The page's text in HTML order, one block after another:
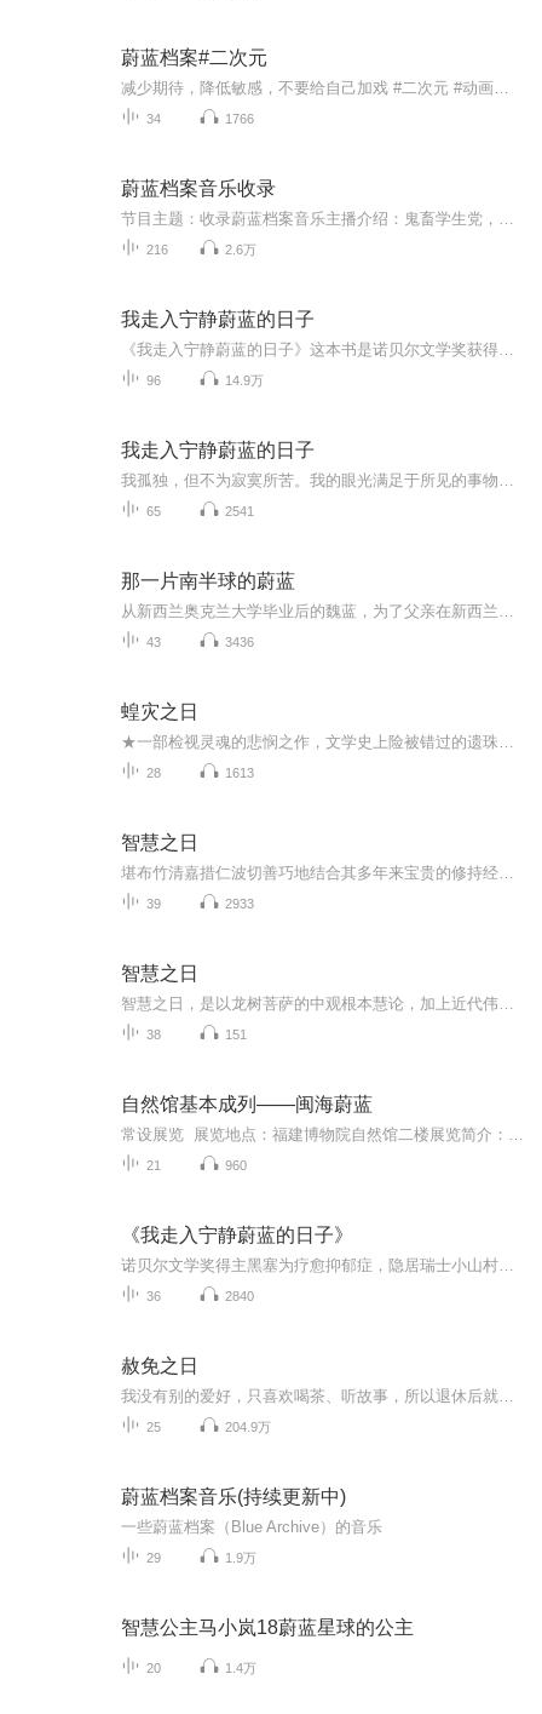
蔚蓝档案#二次元
34 1766
蔚蓝档案音乐收录
216 2.6万
我走入宁静蔚蓝的日子
96 14.9万
我走入宁静蔚蓝的日子
65 2541
那一片南半球的蔚蓝
43 3436
蝗灾之日
28 1613
智慧之日
39 2933
智慧之日
38 151
自然馆基本成列——闽海蔚蓝
21 960
《我走入宁静蔚蓝的日子》
36 2840
赦免之日
25 204.9万
蔚蓝档案音乐(持续更新中)
一些蔚蓝档案（Blue Archive）的音乐
29 1.9万
智慧公主马小岚18蔚蓝星球的公主
20 1.4万